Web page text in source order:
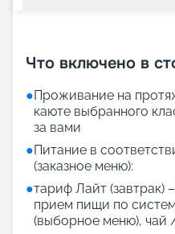
Что включено в
●Проживание на
каюте выбранного
за вами
●Питание в
(заказное меню):
●тариф Лайт (завтрак)
прием пищи по
(выборное меню), чай